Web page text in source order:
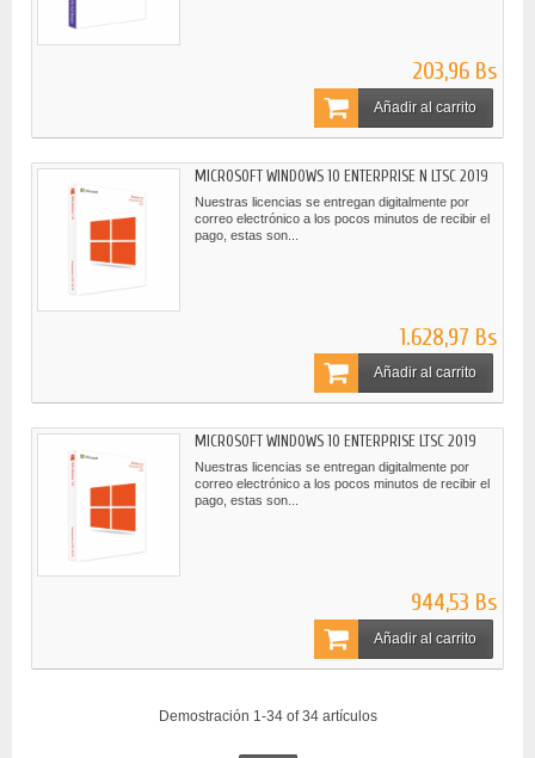
203,96 Bs
Añadir al carrito
MICROSOFT WINDOWS 10 ENTERPRISE N LTSC 2019
Nuestras licencias se entregan digitalmente por
correo electrónico a los pocos minutos de recibir el
pago, estas son...
1.628,97 Bs
Añadir al carrito
MICROSOFT WINDOWS 10 ENTERPRISE LTSC 2019
Nuestras licencias se entregan digitalmente por
correo electrónico a los pocos minutos de recibir el
pago, estas son...
944,53 Bs
Añadir al carrito
Demostración 1-34 of 34 artículos